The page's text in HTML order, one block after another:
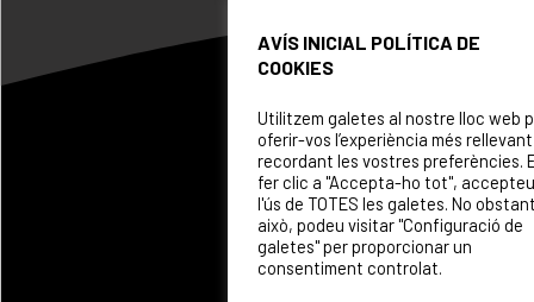
RUGBY
NATACIÓ
ARTÍSTICA
AVÍS INICIAL POLÍTICA DE
COOKIES
Utilitzem galetes al nostre lloc web
oferir-vos l’experiència més rellevant
recordant les vostres preferències.
fer clic a "Accepta-ho tot", accepteu
l'ús de TOTES les galetes. No
això, podeu visitar "Configuració de
galetes" per proporcionar un
consentiment controlat.